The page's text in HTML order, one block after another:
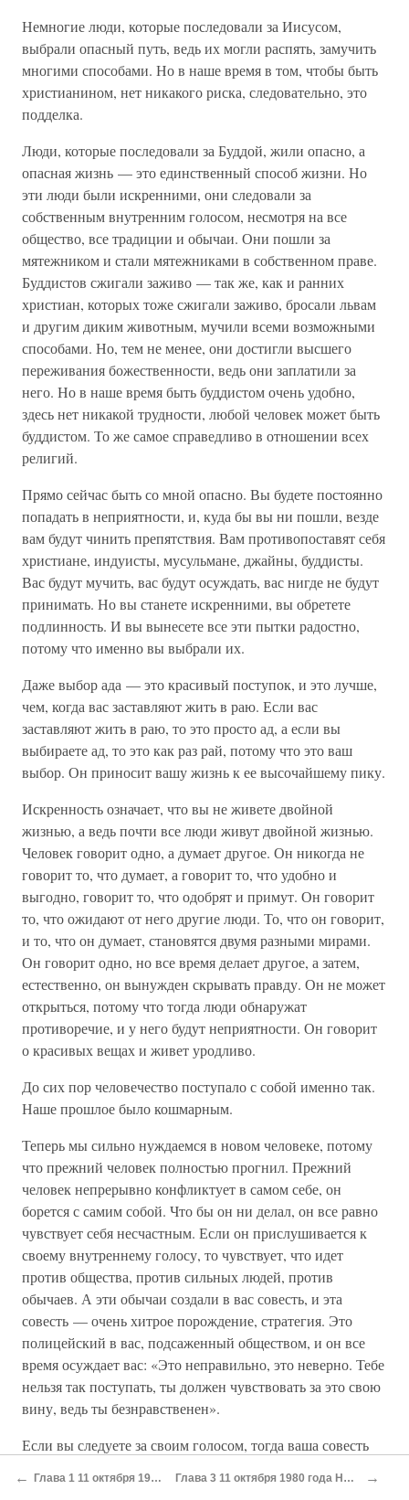
Немногие люди, которые последовали за Иисусом,
выбрали опасный путь, ведь их могли распять, замучить
многими способами. Но в наше время в том, чтобы быть
христианином, нет никакого риска, следовательно, это
подделка.
Люди, которые последовали за Буддой, жили опасно, а
опасная жизнь — это единственный способ жизни. Но
эти люди были искренними, они следовали за
собственным внутренним голосом, несмотря на все
общество, все традиции и обычаи. Они пошли за
мятежником и стали мятежниками в собственном праве.
Буддистов сжигали заживо — так же, как и ранних
христиан, которых тоже сжигали заживо, бросали львам
и другим диким животным, мучили всеми возможными
способами. Но, тем не менее, они достигли высшего
переживания божественности, ведь они заплатили за
него. Но в наше время быть буддистом очень удобно,
здесь нет никакой трудности, любой человек может быть
буддистом. То же самое справедливо в отношении всех
религий.
Прямо сейчас быть со мной опасно. Вы будете постоянно
попадать в неприятности, и, куда бы вы ни пошли, везде
вам будут чинить препятствия. Вам противопоставят себя
христиане, индуисты, мусульмане, джайны, буддисты.
Вас будут мучить, вас будут осуждать, вас нигде не будут
принимать. Но вы станете искренними, вы обретете
подлинность. И вы вынесете все эти пытки радостно,
потому что именно вы выбрали их.
Даже выбор ада — это красивый поступок, и это лучше,
чем, когда вас заставляют жить в раю. Если вас
заставляют жить в раю, то это просто ад, а если вы
выбираете ад, то это как раз рай, потому что это ваш
выбор. Он приносит вашу жизнь к ее высочайшему пику.
Искренность означает, что вы не живете двойной
жизнью, а ведь почти все люди живут двойной жизнью.
Человек говорит одно, а думает другое. Он никогда не
говорит то, что думает, а говорит то, что удобно и
выгодно, говорит то, что одобрят и примут. Он говорит
то, что ожидают от него другие люди. То, что он говорит,
и то, что он думает, становятся двумя разными мирами.
Он говорит одно, но все время делает другое, а затем,
естественно, он вынужден скрывать правду. Он не может
открыться, потому что тогда люди обнаружат
противоречие, и у него будут неприятности. Он говорит
о красивых вещах и живет уродливо.
До сих пор человечество поступало с собой именно так.
Наше прошлое было кошмарным.
Теперь мы сильно нуждаемся в новом человеке, потому
что прежний человек полностью прогнил. Прежний
человек непрерывно конфликтует в самом себе, он
борется с самим собой. Что бы он ни делал, он все равно
чувствует себя несчастным. Если он прислушивается к
своему внутреннему голосу, то чувствует, что идет
против общества, против сильных людей, против
обычаев. А эти обычаи создали в вас совесть, и эта
совесть — очень хитрое порождение, стратегия. Это
полицейский в вас, подсаженный обществом, и он все
время осуждает вас: «Это неправильно, это неверно. Тебе
нельзя так поступать, ты должен чувствовать за это свою
вину, ведь ты безнравственен».
Если вы следуете за своим голосом, тогда ваша совесть
мучить вас, она сделает вас несчастными. И вы
← Глава 1 11 октября 1980 года За пределами изменений Глава 3 11 октября 1980 года Никто ничего не узнает, следуя каким-то путем →